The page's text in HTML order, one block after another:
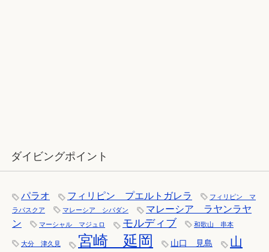
ダイビングポイント
パラオ フィリピン プエルトガレラ
フィリピン マ
ラパスクア
マレーシア シパダン
マレーシア ラヤンラヤ
ン
マーシャル マジュロ モルディブ 和歌山 串本
大分 津久見 宮崎 延岡 山口 見島
山